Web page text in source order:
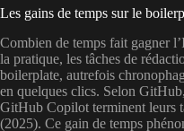
Les gains de temps sur le
Combien de temps fait gagner
la pratique, les tâches de
boilerplate, autrefois
en quelques clics. Selon
GitHub Copilot terminent leurs
(2025). Ce gain de temps